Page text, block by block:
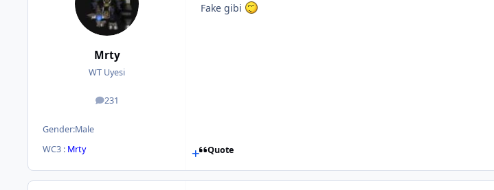
Mrty
WT Uyesi
231
posts
Gender:Male
WC3 : Mrty
Fake gibi
Quote